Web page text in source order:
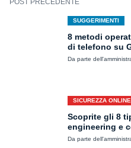
POST PRECEDENTE
SUGGERIMENTI
8 metodi
di telefono su
Da parte
SICUREZZA ONLINE
Scoprite gli 8
engineering e
Da parte